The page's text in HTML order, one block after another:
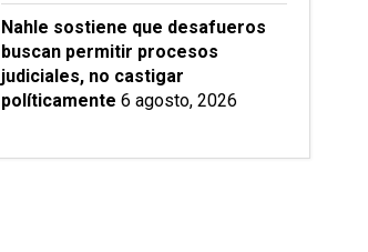
Nahle sostiene que desafueros
buscan permitir procesos
judiciales, no castigar
políticamente 6 agosto, 2026